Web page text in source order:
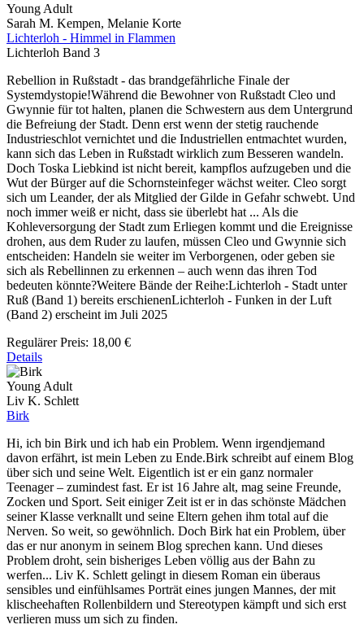
Young Adult
Sarah M. Kempen, Melanie Korte
Lichterloh - Himmel in Flammen
Lichterloh Band 3
Rebellion in Rußstadt - das brandgefährliche Finale der
Systemdystopie!Während die Bewohner von Rußstadt Cleo und
Gwynnie für tot halten, planen die Schwestern aus dem Untergrund
die Befreiung der Stadt. Denn erst wenn der stetig rauchende
Industrieschlot vernichtet und die Industriellen entmachtet wurden,
kann sich das Leben in Rußstadt wirklich zum Besseren wandeln.
Doch Toska Liebkind ist nicht bereit, kampflos aufzugeben und die
Wut der Bürger auf die Schornsteinfeger wächst weiter. Cleo sorgt
sich um Leander, der als Mitglied der Gilde in Gefahr schwebt. Und
noch immer weiß er nicht, dass sie überlebt hat ... Als die
Kohleversorgung der Stadt zum Erliegen kommt und die Ereignisse
drohen, aus dem Ruder zu laufen, müssen Cleo und Gwynnie sich
entscheiden: Handeln sie weiter im Verborgenen, oder geben sie
sich als Rebellinnen zu erkennen – auch wenn das ihren Tod
bedeuten könnte?Weitere Bände der Reihe:Lichterloh - Stadt unter
Ruß (Band 1) bereits erschienenLichterloh - Funken in der Luft
(Band 2) erscheint im Juli 2025
Regulärer Preis: 18,00 €
Details
Young Adult
Liv K. Schlett
Birk
Hi, ich bin Birk und ich hab ein Problem. Wenn irgendjemand
davon erfährt, ist mein Leben zu Ende.Birk schreibt auf einem Blog
über sich und seine Welt. Eigentlich ist er ein ganz normaler
Teenager – zumindest fast. Er ist 16 Jahre alt, mag seine Freunde,
Zocken und Sport. Seit einiger Zeit ist er in das schönste Mädchen
seiner Klasse verknallt und seine Eltern gehen ihm total auf die
Nerven. So weit, so gewöhnlich. Doch Birk hat ein Problem, über
das er nur anonym in seinem Blog sprechen kann. Und dieses
Problem droht, sein bisheriges Leben völlig aus der Bahn zu
werfen... Liv K. Schlett gelingt in diesem Roman ein überaus
sensibles und einfühlsames Porträt eines jungen Mannes, der mit
klischeehaften Rollenbildern und Stereotypen kämpft und sich erst
verlieren muss um sich zu finden.